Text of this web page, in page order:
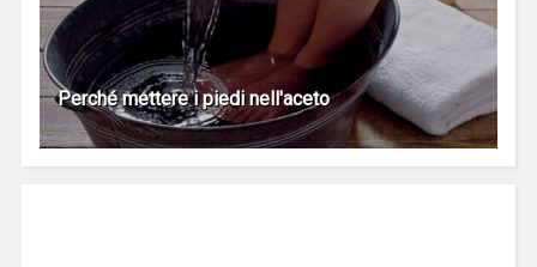
Perché mettere i piedi nell'aceto